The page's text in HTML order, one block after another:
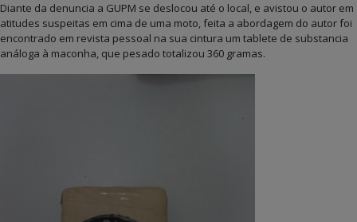
Diante da denuncia a GUPM se deslocou até o local, e avistou o autor em
atitudes suspeitas em cima de uma moto, feita a abordagem do autor foi
encontrado em revista pessoal na sua cintura um tablete de substancia
análoga à maconha, que pesado totalizou 360 gramas.